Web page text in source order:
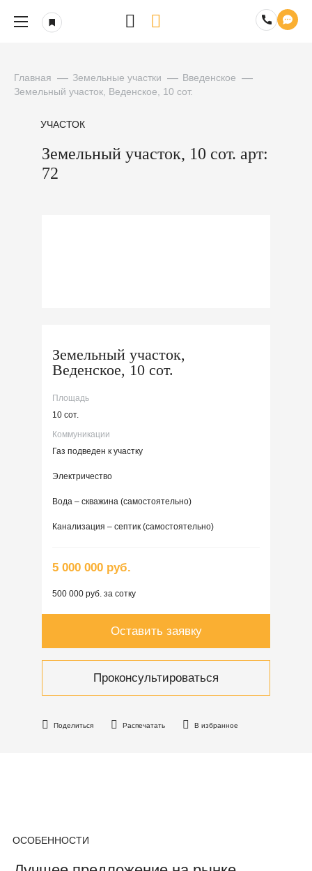
Главная Земельные участки
Введенское
Земельный участок, Веденское, 10 сот.
УЧАСТОК
Земельный участок, 10 сот. арт:
72
Поделиться Распечатать В избранное
Земельный участок,
Веденское, 10 сот.
Площадь
10 сот.
Коммуникации
Газ подведен к участку
Электричество
Вода – скважина (самостоятельно)
Канализация – септик (самостоятельно)
5 000 000 руб.
500 000 руб. за сотку
Оставить заявку
Проконсультироваться
ОСОБЕННОСТИ